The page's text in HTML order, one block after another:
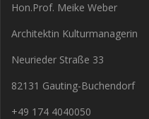
Hon.Prof. Meike Weber
Architektin Kulturmanagerin
Neurieder Straße 33
82131 Gauting-Buchendorf
+49 174 4040050